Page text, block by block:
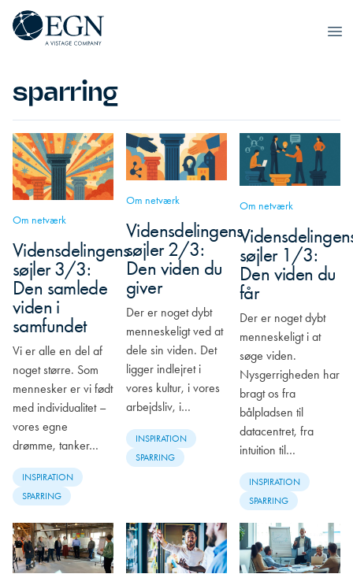
Spring til indhold
Executives' Global Network
sparring
Om netværk
Vidensdelingens
søjler 3/3:
Den samlede
viden i
samfundet
Vi er alle en del af
noget større. Som
mennesker er vi født
med individualitet –
vores egne
drømme, tanker…
INSPIRATION
SPARRING
Om netværk
Vidensdelingens
søjler 2/3:
Den viden du
giver
Der er noget dybt
menneskeligt ved at
dele sin viden. Det
ligger indlejret i
vores kultur, i vores
arbejdsliv, i…
INSPIRATION
SPARRING
Om netværk
søjler 1/3:
Den viden du
får
Der er noget dybt
menneskeligt i at
søge viden.
Nysgerrigheden har
bragt os fra
bålpladsen til
datacentret, fra
intuition til…
INSPIRATION
SPARRING